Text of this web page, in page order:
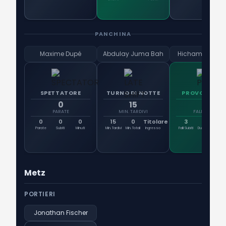
PANCHINA
Maxime Dupé
SPETTATORE
0
PARATE
0
Parate
0
Subiti
0
Minuti
Abdulay Juma Bah
TURNO DI NOTTE
15
MIN. TARDIVI
15
Min. Tardivi
0
Min. Totali
Titolare
Ingresso
Hicham
FALLI SUBITI
3
Falli Subiti Duelli Vinti
Metz
PORTIERI
Jonathan Fischer